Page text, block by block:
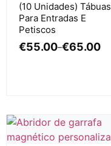
(10 Unidades) Tábuas
Para Entradas E
Petiscos
€55.00–€65.00